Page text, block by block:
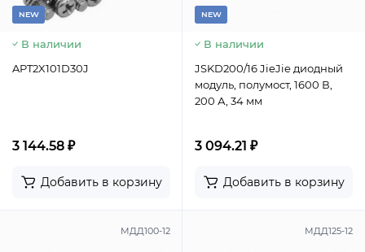
NEW
В наличии
APT2X101D30J
3 144.58 ₽
Добавить в корзину
NEW
В наличии
JSKD200/16 JieJie диодный
модуль, полумост, 1600 В,
200 А, 34 мм
3 094.21 ₽
Добавить в корзину
МДД100-12 МДД125-12